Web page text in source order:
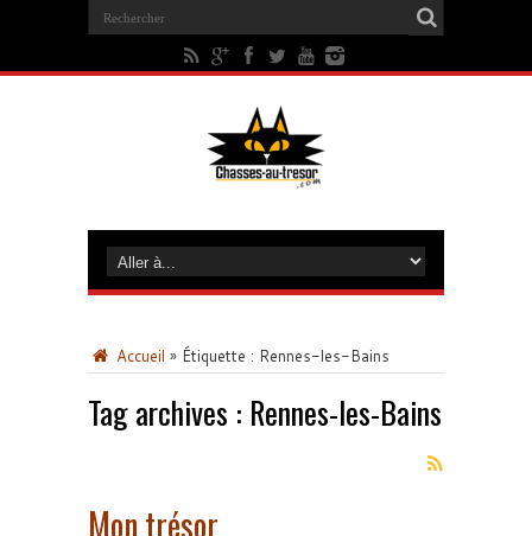
Accueil » Étiquette : Rennes-les-Bains
Tag archives : Rennes-les-Bains
Mon trésor